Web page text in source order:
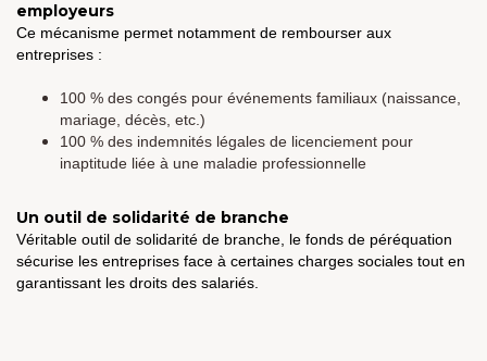
employeurs
Ce mécanisme permet notamment de rembourser aux
entreprises :
100 % des congés pour événements familiaux (naissance,
mariage, décès, etc.)
100 % des indemnités légales de licenciement pour
inaptitude liée à une maladie professionnelle
Un outil de solidarité de branche
Véritable outil de solidarité de branche, le fonds de péréquation
sécurise les entreprises face à certaines charges sociales tout en
garantissant les droits des salariés.